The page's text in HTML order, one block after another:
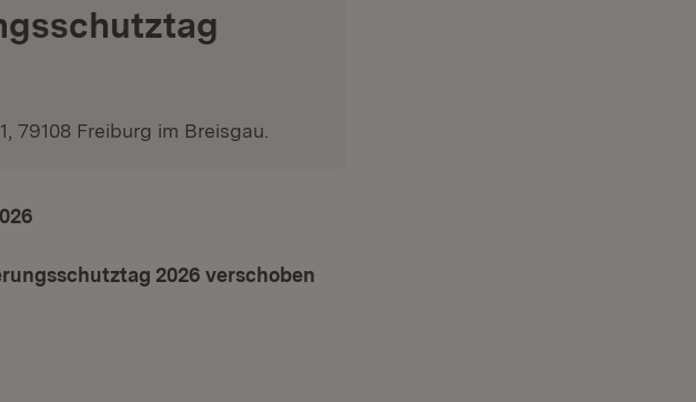
79108 Freiburg im Breisgau.
2026 verschoben